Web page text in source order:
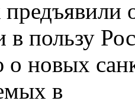
в пользу
новых
в